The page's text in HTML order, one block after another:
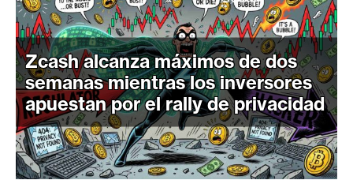
C
r
i
p
t
o
M
e
r
Zcash alcanza máximos de dos
semanas mientras los inversores
apuestan por el rally de privacidad